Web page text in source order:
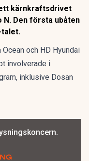
kärnkraftsdrivet
N. Den första ubåten
talet.
och HD Hyundai
involverade i
inklusive Dosan